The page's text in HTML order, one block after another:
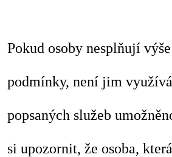
Pokud osoby nesplňují
podmínky, není jim
popsaných služeb
si upozornit, že osoba,